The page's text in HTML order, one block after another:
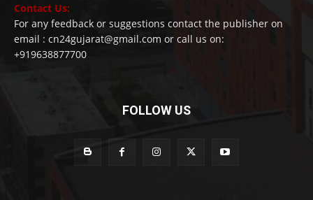
Contact Us:
For any feedback or suggestions contact the publisher on
email : cn24gujarat@gmail.com or call us on:
+919638877700
FOLLOW US